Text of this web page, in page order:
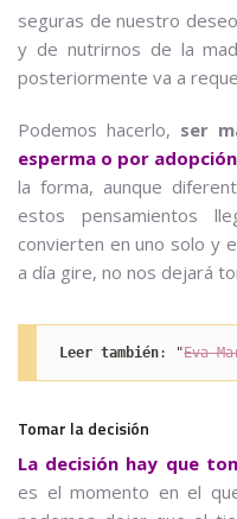
seguras de nuestro
y de nutrirnos de la
posteriormente va a
Podemos hacerlo, ser
esperma o por adopción
la forma, aunque
estos pensamientos
convierten en uno solo y
a día gire, no nos dejará
Leer también: "Eva
Tomar la decisión
La decisión hay que
es el momento en el